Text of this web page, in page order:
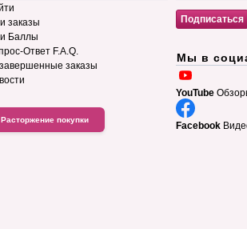
заказы
Баллы
Ответ F.A.Q.
заказы
Расторжение покупки
Мы в
YouTube
Facebook